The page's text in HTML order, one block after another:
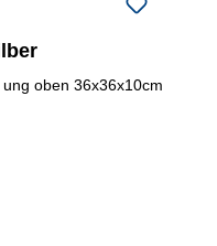
oben 36x36x10cm